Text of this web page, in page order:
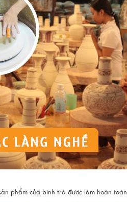
phẩm của bình trà được làm hoàn